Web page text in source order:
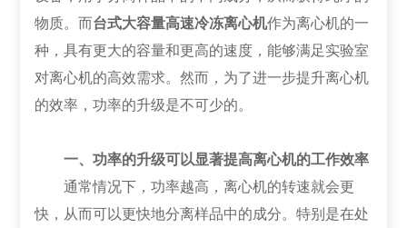
物质。而台式大容量高速冷冻离心机作为离心机的一
种，具有更大的容量和更高的速度，能够满足实验室
对离心机的高效需求。然而，为了进一步提升离心机
的效率，功率的升级是不可少的。
一、功率的升级可以显著提高离心机的工作效率
通常情况下，功率越高，离心机的转速就会更
快，从而可以更快地分离样品中的成分。特别是在处